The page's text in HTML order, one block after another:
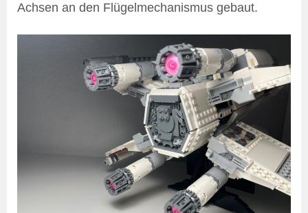
Achsen an den Flügelmechanismus gebaut.